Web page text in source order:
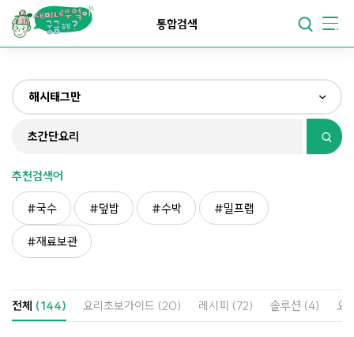
맛있어지는부엌
요리가쉬워지는부엌
통합검색
해시태그만
전체
재료만
해시태그만
추천검색어
국수 덮밥 수박 밀프랩
재료보관
전체 (144) 요리초보가이드 (20) 레시피 (72) 솔루션 (4) 요